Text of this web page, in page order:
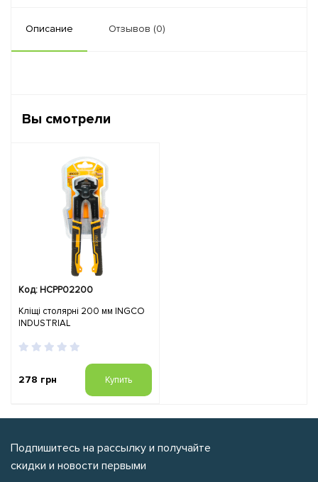
Описание Отзывов (0)
Вы смотрели
Код: HCPP02200
Кліщі столярні 200 мм INGCO
INDUSTRIAL
278 грн Купить
Подпишитесь на рассылку и получайте
скидки и новости первыми